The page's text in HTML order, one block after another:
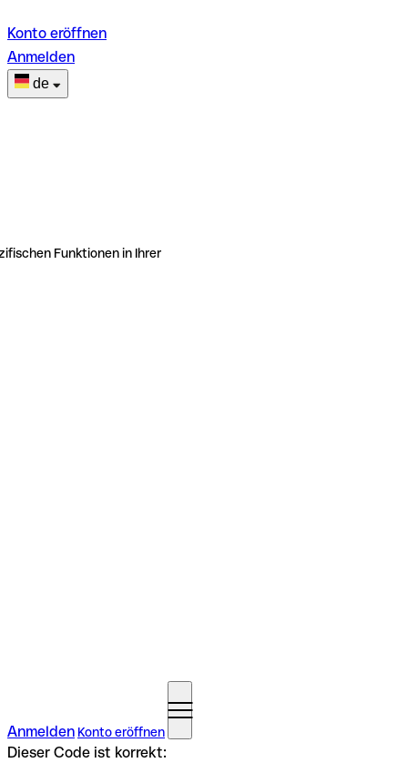
Konto eröffnen
Anmelden
de
Funktionen in Ihrer
Anmelden Konto eröffnen
Dieser Code ist korrekt: